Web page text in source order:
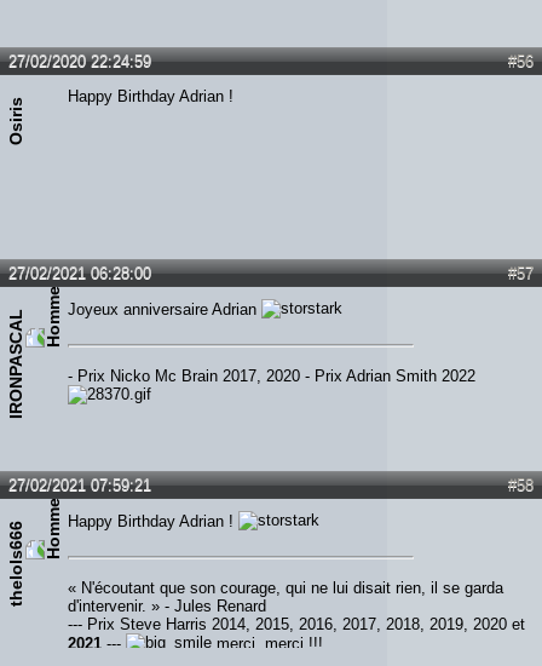
#56
27/02/2020 22:24:59
Osiris
Happy Birthday Adrian !
#57
27/02/2021 06:28:00
IRONPASCAL Joyeux anniversaire Adrian
- Prix Nicko Mc Brain 2017, 2020 - Prix Adrian Smith 2022
#58
27/02/2021 07:59:21
thelols666 Happy Birthday Adrian !
« N'écoutant que son courage, qui ne lui disait rien, il se garda
d'intervenir. » - Jules Renard
--- Prix Steve Harris 2014, 2015, 2016, 2017, 2018, 2019, 2020 et
2021 --- merci, merci !!!